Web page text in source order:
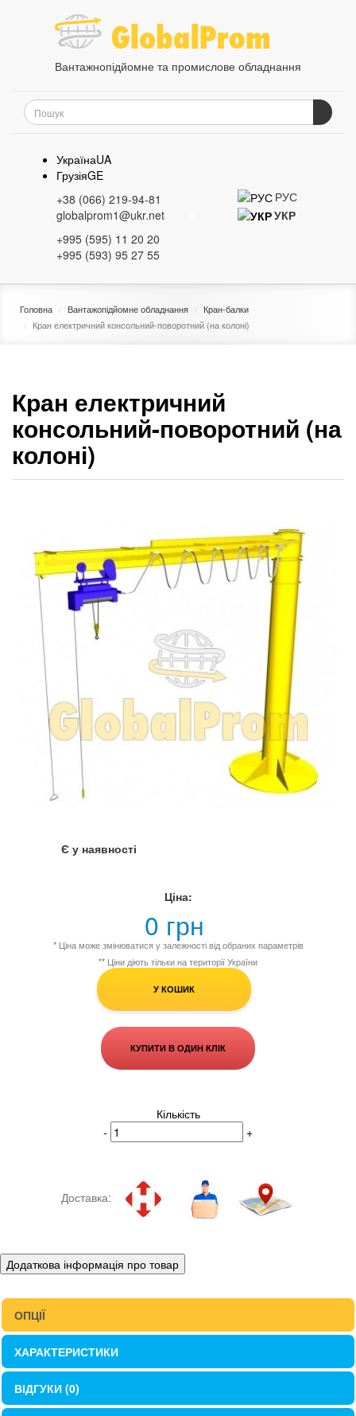
Вантажнопідйомне та промислове обладнання
УкраїнаUA
ГрузіяGE
+38 (066) 219-94-81
globalprom1@ukr.net
+995 (595) 11 20 20
+995 (593) 95 27 55
РУС
УКР
Головна Вантажопідйомне обладнання
Кран-балки
Кран електричний консольний-поворотний (на колоні)
Кран електричний
консольний-поворотний (на
колоні)
Є у наявності
Ціна:
0 грн
* Ціна може змінюватися у залежності від обраних параметрів
** Ціни діють тільки на території України
У КОШИК
КУПИТИ В ОДИН КЛІК
Кількість
-
+
Доставка:
Додаткова інформація про товар
ОПЦІЇ
ХАРАКТЕРИСТИКИ
ВІДГУКИ (0)